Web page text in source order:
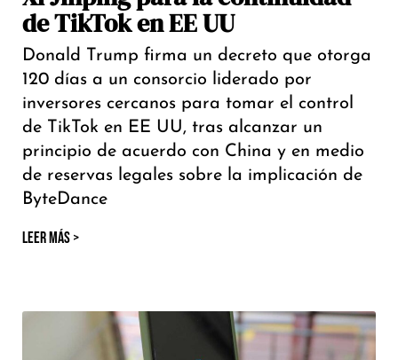
de TikTok en EE UU
Donald Trump firma un decreto que otorga
120 días a un consorcio liderado por
inversores cercanos para tomar el control
de TikTok en EE UU, tras alcanzar un
principio de acuerdo con China y en medio
de reservas legales sobre la implicación de
ByteDance
LEER MÁS >